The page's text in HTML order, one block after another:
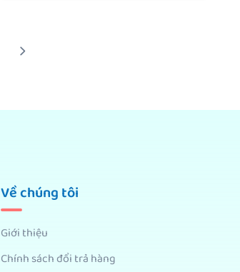
Về chúng tôi
Giới thiệu
Chính sách đổi trả hàng